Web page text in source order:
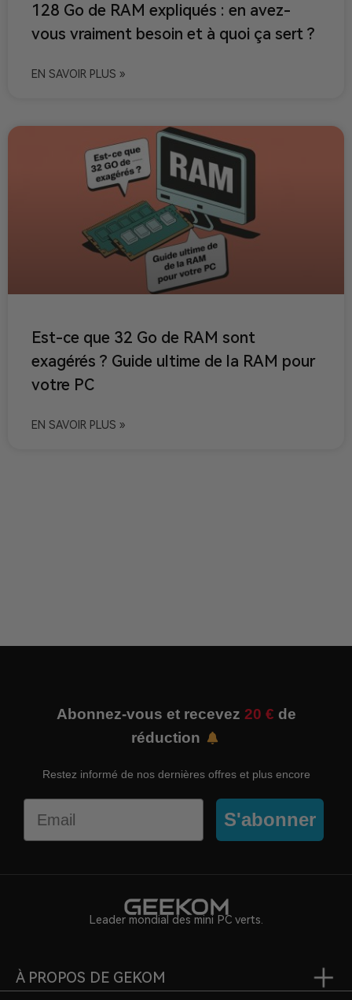
128 Go de RAM expliqués : en avez-
vous vraiment besoin et à quoi ça sert ?
EN SAVOIR PLUS »
Est-ce que 32 Go de RAM sont
exagérés ? Guide ultime de la RAM pour
votre PC
EN SAVOIR PLUS »
Abonnez-vous et recevez 20 € de
réduction
Restez informé de nos dernières offres et plus encore
S'abonner
Leader mondial des mini PC verts.
À PROPOS DE GEKOM